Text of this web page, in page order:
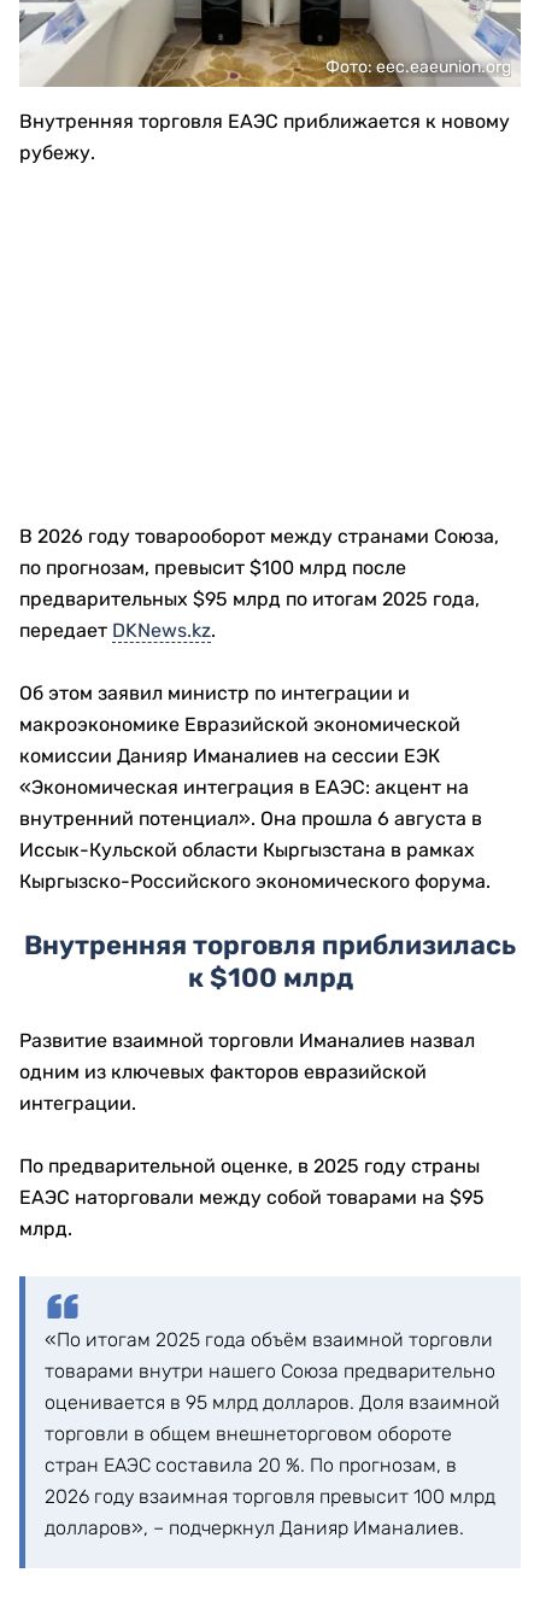
Фото: eec.eaeunion.org
Внутренняя торговля ЕАЭС приближается к новому
рубежу.
В 2026 году товарооборот между странами Союза,
по прогнозам, превысит $100 млрд после
предварительных $95 млрд по итогам 2025 года,
передает DKNews.kz.
Об этом заявил министр по интеграции и
макроэкономике Евразийской экономической
комиссии Данияр Иманалиев на сессии ЕЭК
«Экономическая интеграция в ЕАЭС: акцент на
внутренний потенциал». Она прошла 6 августа в
Иссык-Кульской области Кыргызстана в рамках
Кыргызско-Российского экономического форума.
Внутренняя торговля приблизилась
к $100 млрд
Развитие взаимной торговли Иманалиев назвал
одним из ключевых факторов евразийской
интеграции.
По предварительной оценке, в 2025 году страны
ЕАЭС наторговали между собой товарами на $95
млрд.
«По итогам 2025 года объём взаимной торговли
товарами внутри нашего Союза предварительно
оценивается в 95 млрд долларов. Доля взаимной
торговли в общем внешнеторговом обороте
стран ЕАЭС составила 20 %. По прогнозам, в
2026 году взаимная торговля превысит 100 млрд
долларов», – подчеркнул Данияр Иманалиев.